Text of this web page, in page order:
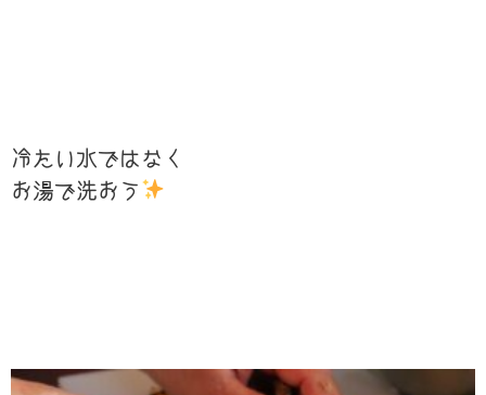
冷たい水ではなく
お湯で洗おう